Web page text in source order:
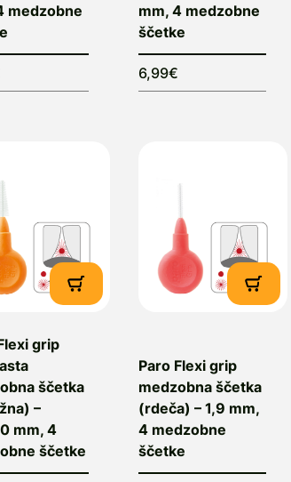
medzobne
mm, 4 medzobne
ščetke
6,99€
grip
ščetka
–
mm, 4
ščetke
Paro Flexi grip
medzobna ščetka
(rdeča) – 1,9 mm,
4 medzobne
ščetke